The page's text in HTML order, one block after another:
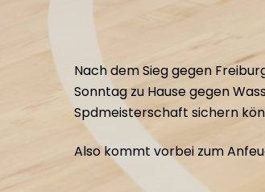
Nach dem Sieg gegen
Sonntag zu Hause gegen
Spdmeisterschaft sichern
Also kommt vorbei zum